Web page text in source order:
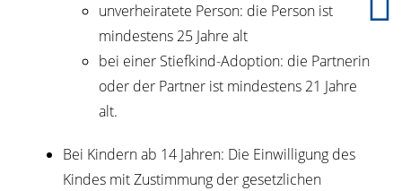
unverheiratete Person: die Person ist
mindestens 25 Jahre alt
bei einer Stiefkind-Adoption: die Partnerin
oder der Partner ist mindestens 21 Jahre
alt.
Bei Kindern ab 14 Jahren: Die Einwilligung des
Kindes mit Zustimmung der gesetzlichen